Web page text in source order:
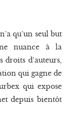
qu’un seul but
nuance à la
droits d’auteurs,
qui gagne de
qui expose
depuis bientôt